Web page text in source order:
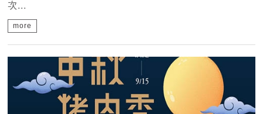
次...
more